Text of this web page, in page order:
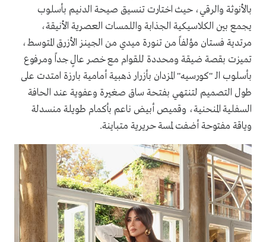
بالأنوثة والرقي، حيث اختارت تنسيق صيحة الدنيم بأسلوب
يجمع بين الكلاسيكية الجذابة واللمسات العصرية الأنيقة،
مرتدية فستان مؤلفاً من تنورة ميدي من الجينز الأزرق المتوسط،
تميزت بقصة ضيقة ومحددة للقوام مع خصر عالٍ جداً ومرفوع
بأسلوب الـ "كورسيه" المزدان بأزرار ذهبية أمامية بارزة امتدت على
طول التصميم لتنتهي بفتحة ساق صغيرة وعفوية عند الحافة
السفلية المنحنية، وقميص أبيض ناعم بأكمام طويلة منسدلة
وياقة مفتوحة أضفت لمسة حريرية متباينة.